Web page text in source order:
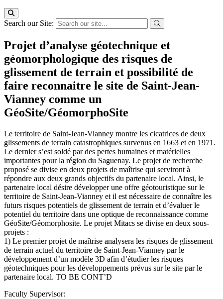
Search our Site:
Projet d’analyse géotechnique et
géomorphologique des risques de
glissement de terrain et possibilité de
faire reconnaitre le site de Saint-Jean-
Vianney comme un
GéoSite/GéomorphoSite
Le territoire de Saint-Jean-Vianney montre les cicatrices de deux
glissements de terrain catastrophiques survenus en 1663 et en 1971.
Le dernier s’est soldé par des pertes humaines et matérielles
importantes pour la région du Saguenay. Le projet de recherche
proposé se divise en deux projets de maîtrise qui serviront à
répondre aux deux grands objectifs du partenaire local. Ainsi, le
partenaire local désire développer une offre géotouristique sur le
territoire de Saint-Jean-Vianney et il est nécessaire de connaître les
futurs risques potentiels de glissement de terrain et d’évaluer le
potentiel du territoire dans une optique de reconnaissance comme
GéoSite/Géomorphosite. Le projet Mitacs se divise en deux sous-
projets :
1) Le premier projet de maîtrise analysera les risques de glissement
de terrain actuel du territoire de Saint-Jean-Vianney par le
développement d’un modèle 3D afin d’étudier les risques
géotechniques pour les développements prévus sur le site par le
partenaire local. TO BE CONT’D
Faculty Supervisor: